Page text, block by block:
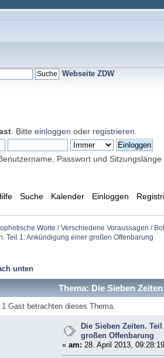
Webseite ZDW
. Bitte einloggen oder registrieren
Passwort und Sitzungslänge
Suche Kalender Einloggen
Worte / Verschiedene Voraussagen /
Teil 1: Ankündigung einer großen Offenbarung
unten
Thema: Die Sieben
Gast betrachten dieses Thema.
Die Sieben Zeiten.
großen Offenbarung
« am: 28. April 2013,